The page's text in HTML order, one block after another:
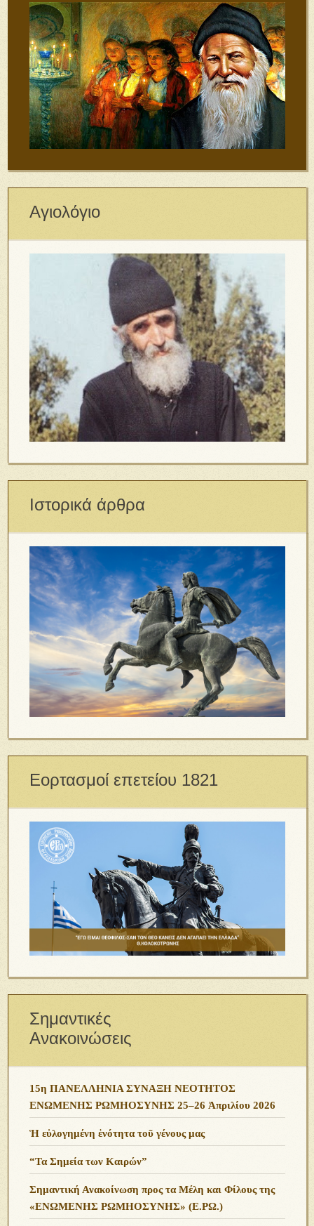
Αγιολόγιο
Ιστορικά άρθρα
Εορτασμοί επετείου 1821
Σημαντικές
Ανακοινώσεις
15η ΠΑΝΕΛΛΗΝΙΑ ΣΥΝΑΞΗ ΝΕΟΤΗΤΟΣ
ΕΝΩΜΕΝΗΣ ΡΩΜΗΟΣΥΝΗΣ 25–26 Ἀπριλίου 2026
Ἡ εὐλογημένη ἑνότητα τοῦ γένους μας
“Τα Σημεία των Καιρών”
Σημαντική Ανακοίνωση προς τα Μέλη και Φίλους της
«ΕΝΩΜΕΝΗΣ ΡΩΜΗΟΣΥΝΗΣ» (Ε.ΡΩ.)